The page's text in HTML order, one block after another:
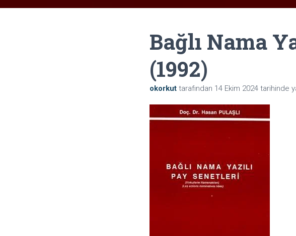
Bağlı Nama
(1992)
okorkut tarafından 14 Ekim 2024 tarihinde